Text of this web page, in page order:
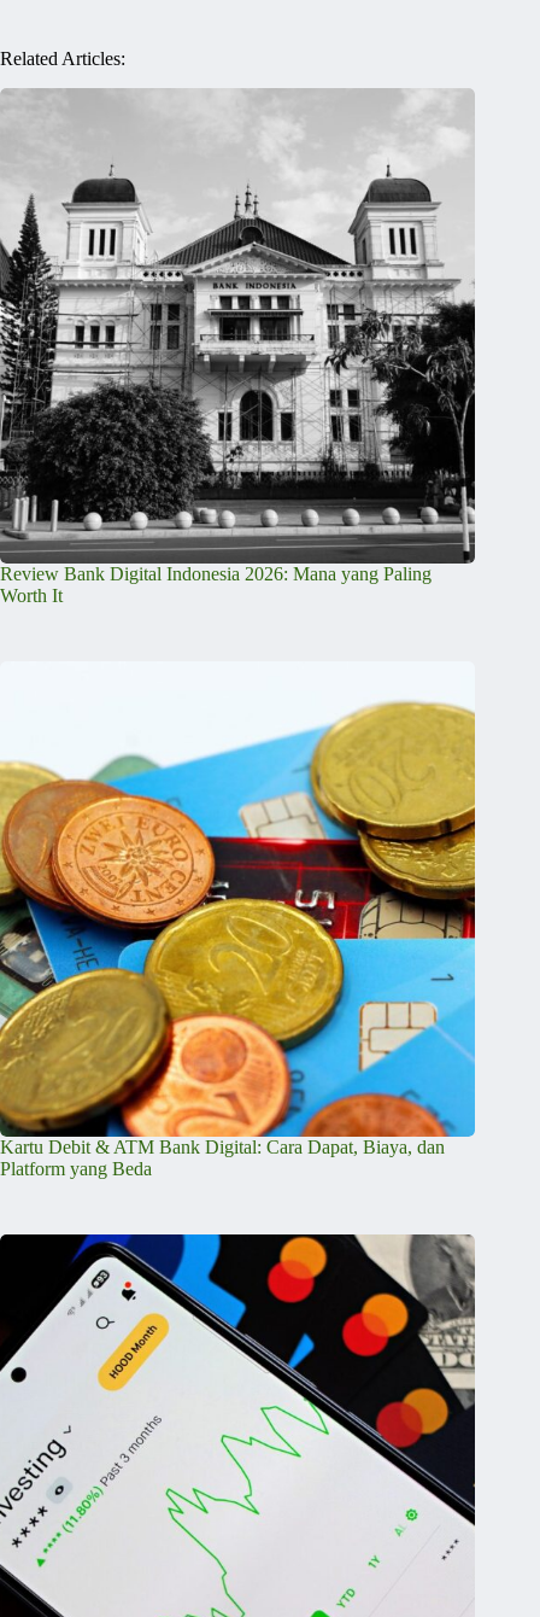
Related Articles:
Review Bank Digital Indonesia 2026: Mana yang Paling
Worth It
Kartu Debit & ATM Bank Digital: Cara Dapat, Biaya, dan
Platform yang Beda